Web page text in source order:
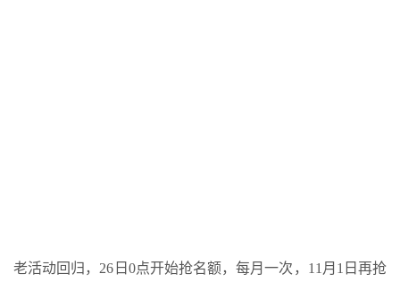
老活动回归，26日0点开始抢名额，每月一次，11月1日再抢